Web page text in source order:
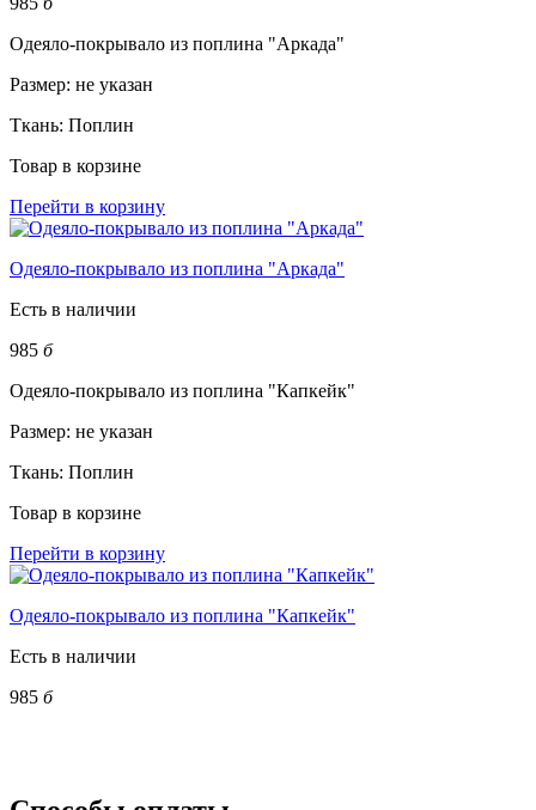
Одеяло-покрывало из поплина "Аркада"
Размер: не указан
Ткань: Поплин
Товар в корзине
Перейти в корзину
Одеяло-покрывало из поплина "Аркада"
Есть в наличии
985 б
Одеяло-покрывало из поплина "Капкейк"
Размер: не указан
Ткань: Поплин
Товар в корзине
Перейти в корзину
Одеяло-покрывало из поплина "Капкейк"
Есть в наличии
985 б